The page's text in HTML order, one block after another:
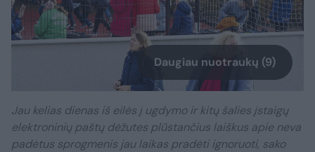
Daugiau nuotraukų (9)
Jau kelias dienas iš eilės į ugdymo ir kitų šalies įstaigų
elektroninių paštų dėžutes plūstančius laiškus apie neva
padėtus sprogmenis jau laikas pradėti ignoruoti, sako